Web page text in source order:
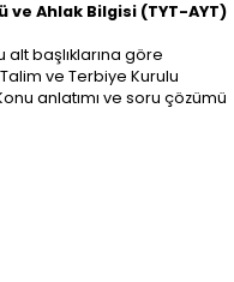
ve Ahlak Bilgisi (TYT-AYT)
alt başlıklarına göre
ve Terbiye Kurulu
anlatımı ve soru çözümü